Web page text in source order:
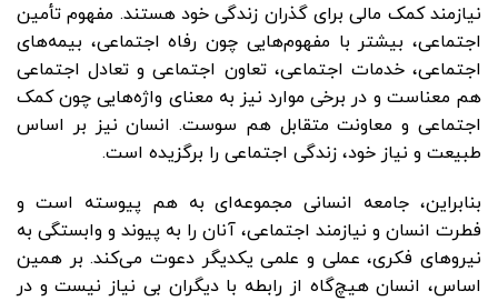
نیازمند کمک مالی برای گذران زندگی خود هستند. مفهوم تأمین
اجتماعی، بیشتر با مفهوم‌هایی چون رفاه اجتماعی، بیمه‌های
اجتماعی، خدمات اجتماعی، تعاون اجتماعی و تعادل اجتماعی
هم معناست و در برخی موارد نیز به معنای واژه‌هایی چون کمک
اجتماعی و معاونت متقابل هم سوست. انسان نیز بر اساس
طبیعت و نیاز خود، زندگی اجتماعی را برگزیده است.
بنابراین، جامعه انسانی مجموعه‌ای به هم پیوسته است و
فطرت انسان و نیازمند اجتماعی، آنان را به پیوند و وابستگی به
نیروهای فکری، عملی و علمی یکدیگر دعوت می‌کند. بر همین
اساس، انسان هیچ‌گاه از رابطه با دیگران بی نیاز نیست و در